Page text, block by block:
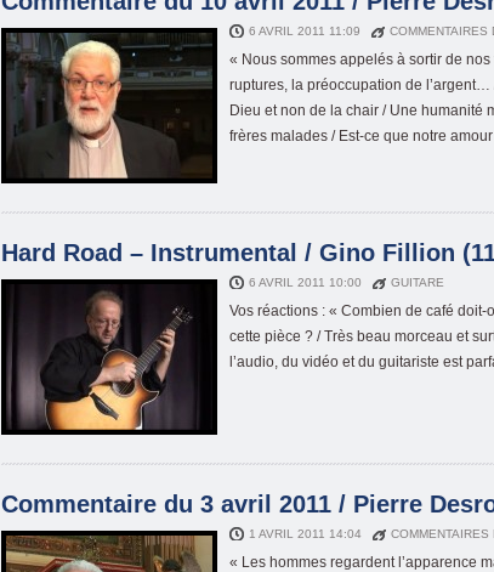
6 AVRIL 2011 11:09 COMMENTAIRES
« Nous sommes appelés à sortir de
ruptures, la préoccupation de l’argent…
Dieu et non de la chair / Une humanité
frères malades / Est-ce que notre
Hard Road – Instrumental / Gino Fillion
6 AVRIL 2011 10:00 GUITARE
Vos réactions : « Combien de café
cette pièce ? / Très beau morceau et
l’audio, du vidéo et du guitariste est
Commentaire du 3 avril 2011 / Pierre
1 AVRIL 2011 14:04 COMMENTAIRES
« Les hommes regardent l’apparence